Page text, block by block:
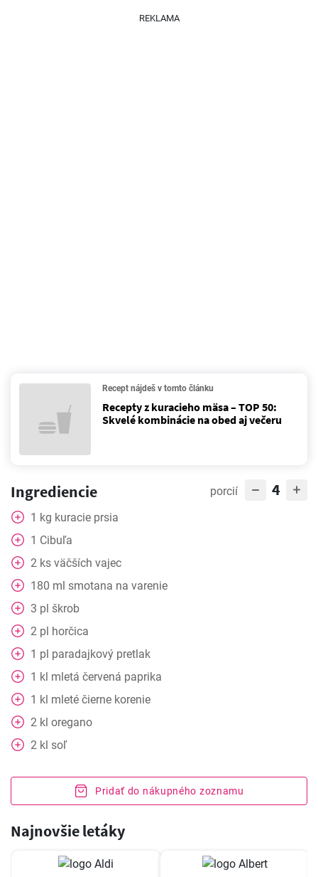
REKLAMA
Recept nájdeš v tomto článku
Recepty z kuracieho mäsa – TOP 50:
Skvelé kombinácie na obed aj večeru
Ingrediencie porcií 4
1 kg kuracie prsia
1 Cibuľa
2 ks väčších vajec
180 ml smotana na varenie
3 pl škrob
2 pl horčica
1 pl paradajkový pretlak
1 kl mletá červená paprika
1 kl mleté čierne korenie
2 kl oregano
2 kl soľ
Pridať do nákupného zoznamu
Najnovšie letáky